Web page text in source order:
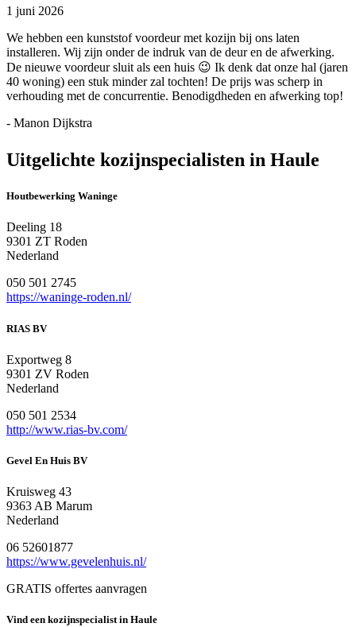
1 juni 2026
We hebben een kunststof voordeur met kozijn bij ons laten
installeren. Wij zijn onder de indruk van de deur en de afwerking.
De nieuwe voordeur sluit als een huis 😉 Ik denk dat onze hal (jaren
40 woning) een stuk minder zal tochten! De prijs was scherp in
verhouding met de concurrentie. Benodigdheden en afwerking top!
- Manon Dijkstra
Uitgelichte kozijnspecialisten in Haule
Houtbewerking Waninge
Deeling 18
9301 ZT Roden
Nederland
050 501 2745
https://waninge-roden.nl/
RIAS BV
Exportweg 8
9301 ZV Roden
Nederland
050 501 2534
http://www.rias-bv.com/
Gevel En Huis BV
Kruisweg 43
9363 AB Marum
Nederland
06 52601877
https://www.gevelenhuis.nl/
GRATIS offertes aanvragen
Vind een kozijnspecialist in Haule